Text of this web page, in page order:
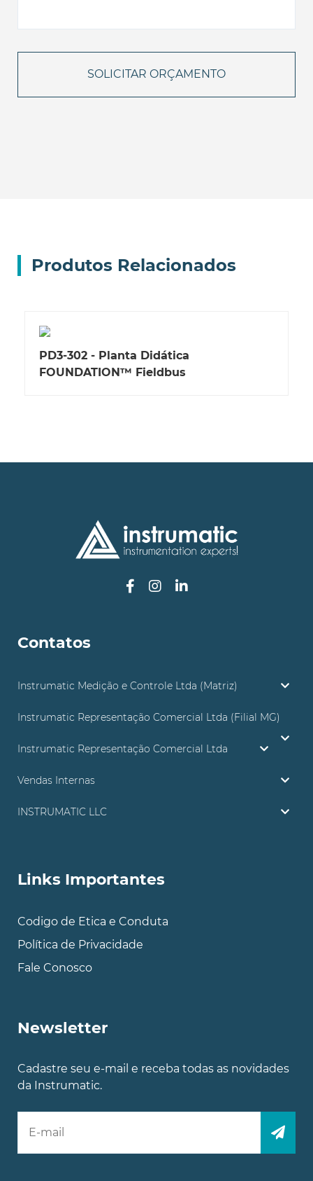
Produtos Relacionados
PD3-302 - Planta Didática
FOUNDATION™ Fieldbus
Contatos
Instrumatic Medição e Controle Ltda (Matriz)
Instrumatic Representação Comercial Ltda (Filial MG)
Instrumatic Representação Comercial Ltda
Vendas Internas
INSTRUMATIC LLC
Links Importantes
Codigo de Etica e Conduta
Política de Privacidade
Fale Conosco
Newsletter
Cadastre seu e-mail e receba todas as novidades
da Instrumatic.